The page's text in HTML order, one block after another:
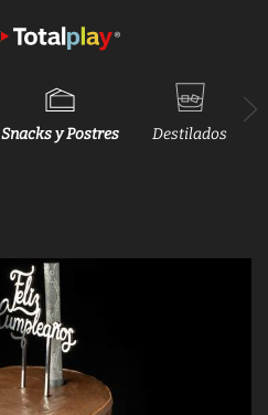
Snacks y Postres Destilados